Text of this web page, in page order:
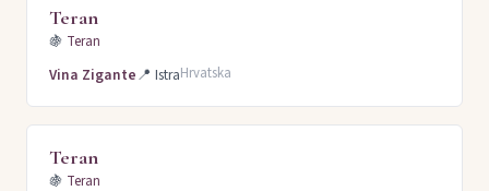
Teran
🍇 Teran
Vina Zigante📍 IstraHrvatska
Teran
🍇 Teran